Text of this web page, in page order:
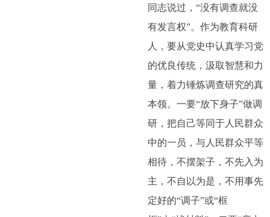
同志说过，“没有调查就没
有发言权”。作为教育科研
人，要从党史中认真学习党
的优良传统，汲取智慧和力
量，着力锤炼调查研究的真
本领。一要“放下身子”做调
研，把自己等同于人民群众
中的一员，与人民群众平等
相待，不摆架子，不先入为
主，不自以为是，不用事先
定好的“调子”或“框